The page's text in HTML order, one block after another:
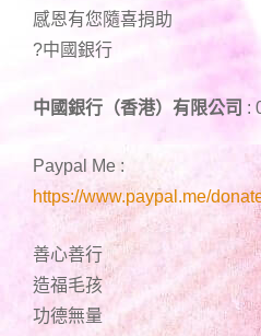
感恩有您隨喜捐助
?中國銀行
中國銀行（香港）有限公司 :
Paypal Me :
https://www.paypal.me/
善心善行
造福毛孩
功德無量